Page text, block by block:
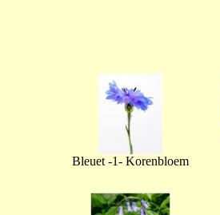
Bleuet -1- Korenbloem